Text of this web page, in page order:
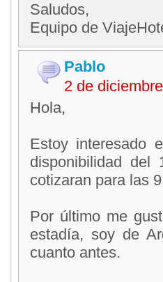
Saludos,
Equipo de
Pablo
2 de
Hola,
Estoy interesado
disponibilidad del
cotizaran para las
Por último me
estadía, soy de
cuanto antes.